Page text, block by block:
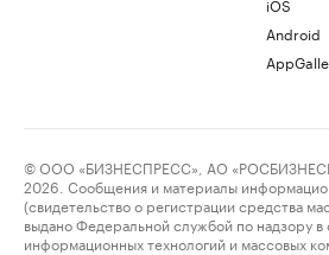
iOS
Android
© ООО «БИЗНЕСПРЕСС», АО
2026. Сообщения и материалы
(свидетельство о регистрации средства
выдано Федеральной службой по надзору в
информационных технологий и массовых